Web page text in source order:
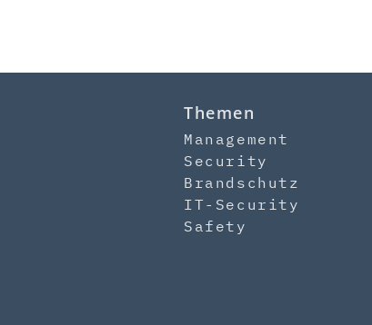
Themen
Management
Security
Brandschutz
IT-Security
Safety